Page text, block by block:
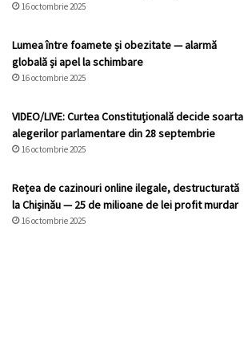
16 octombrie 2025
Lumea între foamete și obezitate — alarmă
globală și apel la schimbare
16 octombrie 2025
VIDEO/LIVE: Curtea Constituțională decide soarta
alegerilor parlamentare din 28 septembrie
16 octombrie 2025
Rețea de cazinouri online ilegale, destructurată
la Chișinău — 25 de milioane de lei profit murdar
16 octombrie 2025